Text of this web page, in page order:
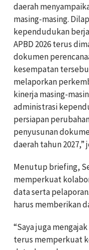
daerah
masing-masing.
kependudukan
APBD 2026 terus
dokumen
kesempatan
melaporkan
kinerja masing-
administrasi
persiapan
penyusunan
daerah tahun 2027,”
Menutup briefing,
memperkuat
data serta
harus memberikan
“Saya juga
terus memperkuat